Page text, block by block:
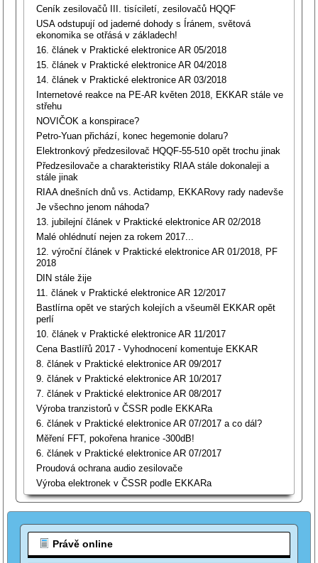
Ceník zesilovačů III. tisíciletí, zesilovačů HQQF
USA odstupují od jaderné dohody s Íránem, světová
ekonomika se otřásá v základech!
16. článek v Praktické elektronice AR 05/2018
15. článek v Praktické elektronice AR 04/2018
14. článek v Praktické elektronice AR 03/2018
Internetové reakce na PE-AR květen 2018, EKKAR stále ve
střehu
NOVIČOK a konspirace?
Petro-Yuan přichází, konec hegemonie dolaru?
Elektronkový předzesilovač HQQF-55-510 opět trochu jinak
Předzesilovače a charakteristiky RIAA stále dokonaleji a
stále jinak
RIAA dnešních dnů vs. Actidamp, EKKARovy rady nadevše
Je všechno jenom náhoda?
13. jubilejní článek v Praktické elektronice AR 02/2018
Malé ohlédnutí nejen za rokem 2017...
12. výroční článek v Praktické elektronice AR 01/2018, PF
2018
DIN stále žije
11. článek v Praktické elektronice AR 12/2017
Bastlírna opět ve starých kolejích a všeuměl EKKAR opět
perlí
10. článek v Praktické elektronice AR 11/2017
Cena Bastlířů 2017 - Vyhodnocení komentuje EKKAR
8. článek v Praktické elektronice AR 09/2017
9. článek v Praktické elektronice AR 10/2017
7. článek v Praktické elektronice AR 08/2017
Výroba tranzistorů v ČSSR podle EKKARa
6. článek v Praktické elektronice AR 07/2017 a co dál?
Měření FFT, pokořena hranice -300dB!
6. článek v Praktické elektronice AR 07/2017
Proudová ochrana audio zesilovače
Výroba elektronek v ČSSR podle EKKARa
Právě online